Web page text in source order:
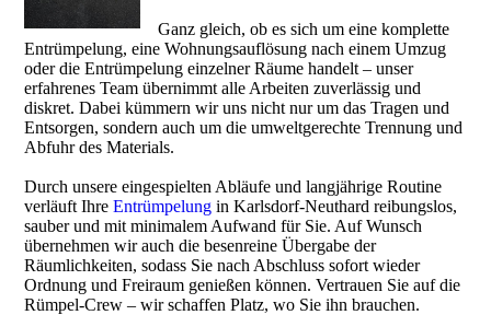
Ganz gleich, ob es sich um eine komplette
Entrümpelung, eine Wohnungsauflösung nach einem Umzug
oder die Entrümpelung einzelner Räume handelt – unser
erfahrenes Team übernimmt alle Arbeiten zuverlässig und
diskret. Dabei kümmern wir uns nicht nur um das Tragen und
Entsorgen, sondern auch um die umweltgerechte Trennung und
Abfuhr des Materials.
Durch unsere eingespielten Abläufe und langjährige Routine
verläuft IhreEntrümpelung in Karlsdorf-Neuthard reibungslos,
sauber und mit minimalem Aufwand für Sie. Auf Wunsch
übernehmen wir auch die besenreine Übergabe der
Räumlichkeiten, sodass Sie nach Abschluss sofort wieder
Ordnung und Freiraum genießen können. Vertrauen Sie auf die
Rümpel-Crew – wir schaffen Platz, wo Sie ihn brauchen.